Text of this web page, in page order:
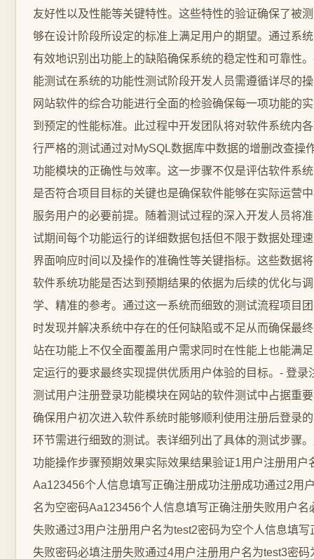
友好性以及性能等关键特性。这些特性的验证确保了被
够在设计阶段所设定的标准上满足用户的期望。通过系
有效地识别出功能上的缺陷确保系统的稳定性和可靠性
能测试在系统的功能性测试阶段开发人员需遵循详尽的
网站软件的综合功能进行全面的检验确保每一项功能的
到预定的性能标准。此过程中开发团队将对软件系统内
行严格的测试通过对MySQL数据库中数据的增删改查操
功能模块的正确性与效率。这一步骤不仅是评估软件系
是否符合项目目标的关键也是确保软件能够在实际运营
服务用户的必要前提。随着测试过程的深入开发人员将
试期间每个功能运行的详细数据包括但不限于数据处理
界面响应时间以及操作的准确性等关键指标。这些数据
软件系统功能是否达到预期结果的依据为后续的优化与
学、精准的参考。通过这一系统而细致的测试流程项目
时发现并解决系统中存在的任何缺陷或不足从而确保最
站在功能上不仅全面覆盖用户需求同时在性能上也能满
定运行的要求最终实现提供优质用户体验的目标。- 登录
测试用户注册登录功能模块在网站的软件测试中占据重
确保用户初次进入软件系统时能够顺利使用注册后登录
环节需进行细致的测试。表详细列出了具体的测试步骤
功能操作步骤预期效果实际效果结果验证1用户注册用户
Aa123456个人信息填写正确注册成功注册成功通过2用
名为空密码Aa123456个人信息填写正确注册失败用户名
失败通过3用户注册用户名为test2密码为空个人信息填写
失败密码必填注册失败通过4用户注册用户名为test3密码